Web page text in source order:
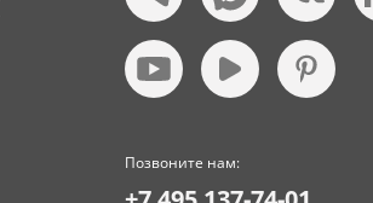
Позвоните нам: